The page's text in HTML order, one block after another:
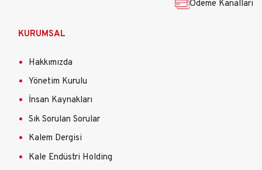
Ödeme Kanalları
KURUMSAL
Hakkımızda
Yönetim Kurulu
İnsan Kaynakları
Sık Sorulan Sorular
Kalem Dergisi
Kale Endüstri Holding